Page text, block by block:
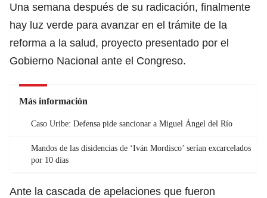
Una semana después de su radicación, finalmente
hay luz verde para avanzar en el trámite de la
reforma a la salud, proyecto presentado por el
Gobierno Nacional ante el Congreso.
Más información
Caso Uribe: Defensa pide sancionar a Miguel Ángel del Río
Mandos de las disidencias de ‘Iván Mordisco’ serían excarcelados
por 10 días
Ante la cascada de apelaciones que fueron